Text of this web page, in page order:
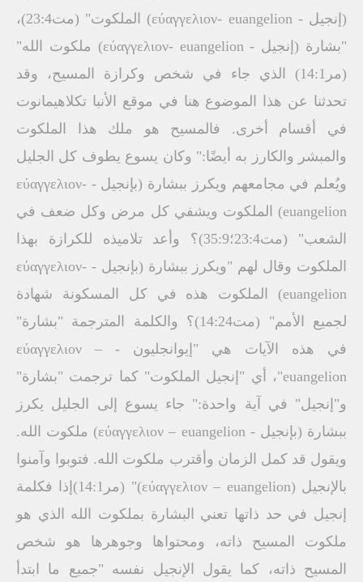
(إنجيل - εύαγγελιον- euangelion) الملكوت" (مت23:4)،
"بشارة (إنجيل - εύαγγελιον- euangelion) ملكوت الله"
(مر14:1) الذي جاء في شخص وكرازة المسيح، وقد
تحدثنا عن هذا الموضوع هنا في موقع الأنبا تكلاهيمانوت
في أقسام أخرى. فالمسيح هو ملك هذا الملكوت
والمبشر والكارز به أيضًا:" وكان يسوع يطوف كل الجليل
ويُعلم في مجامعهم ويكرز ببشارة (بإنجيل - εύαγγελιον-
euangelion) الملكوت ويشفي كل مرض وكل ضعف في
الشعب" (مت23:4؛35:9)؟ وأعد تلاميذه للكرازة بهذا
الملكوت وقال لهم "ويكرز ببشارة (بإنجيل - εύαγγελιον-
euangelion) الملكوت هذه في كل المسكونة شهادة
لجميع الأمم" (مت14:24)؟ والكلمة المترجمة "بشارة"
في هذه الآيات هي "إيوانجليون - εύαγγελιον –
euangelion"، أي "إنجيل الملكوت" كما ترجمت "بشارة"
و"إنجيل" في آية واحدة:" جاء يسوع إلى الجليل يكرز
ببشارة (بإنجيل - εύαγγελιον – euangelion) ملكوت الله.
ويقول قد كمل الزمان وأقترب ملكوت الله. فتوبوا وآمنوا
بالإنجيل (εύαγγελιον – euangelion)" (مر14:1)إذا فكلمة
إنجيل في حد ذاتها تعني البشارة بملكوت الله الذي هو
ملكوت المسيح ذاته، ومحتواها وجوهرها هو شخص
المسيح ذاته، كما يقول الإنجيل نفسه "جميع ما ابتدأ